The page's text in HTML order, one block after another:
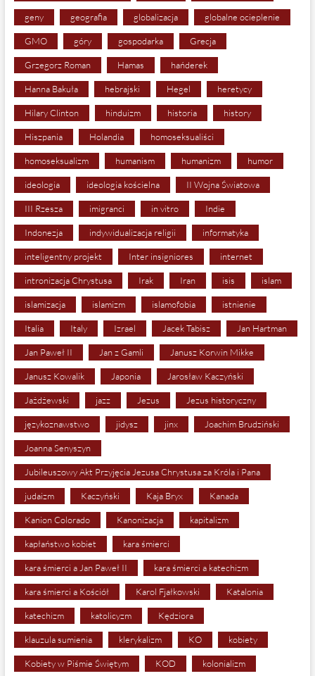
geny geografia globalizacja globalne ocieplenie
GMO góry gospodarka Grecja
Grzegorz Roman Hamas hańderek
Hanna Bakuła hebrajski Hegel heretycy
Hilary Clinton hinduizm historia history
Hiszpania Holandia homoseksualiści
homoseksualizm humanism humanizm humor
ideologia ideologia kościelna II Wojna Światowa
III Rzesza imigranci in vitro Indie
Indonezja indywidualizacja religii informatyka
inteligentny projekt Inter insigniores internet
intronizacja Chrystusa Irak Iran isis islam
islamizacja islamizm islamofobia istnienie
Italia Italy Izrael Jacek Tabisz Jan Hartman
Jan Paweł II Jan z Gamli Janusz Korwin Mikke
Janusz Kowalik Japonia Jarosław Kaczyński
Jażdżewski jazz Jezus Jezus historyczny
językoznawstwo jidysz jinx Joachim Brudziński
Joanna Senyszyn
Jubileuszowy Akt Przyjęcia Jezusa Chrystusa za Króla i Pana
judaizm Kaczyński Kaja Bryx Kanada
Kanion Colorado Kanonizacja kapitalizm
kapłaństwo kobiet kara śmierci
kara śmierci a Jan Paweł II kara śmierci a katechizm
kara śmierci a Kościół Karol Fjałkowski Katalonia
katechizm katolicyzm Kędziora
klauzula sumienia klerykalizm KO kobiety
Kobiety w Piśmie Świętym KOD kolonializm